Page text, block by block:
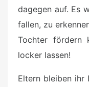
dagegen auf. Es
fallen, zu
Tochter fördern
locker lassen!
Eltern bleiben ihr